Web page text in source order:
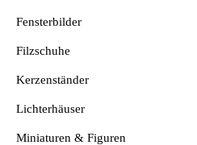
Fensterbilder
Filzschuhe
Kerzenständer
Lichterhäuser
Miniaturen & Figuren